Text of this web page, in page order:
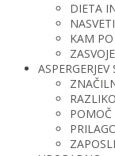
DIETA
KAM